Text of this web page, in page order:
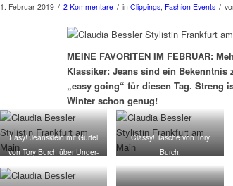
1. Februar 2019 / 2 Kommentare / in Clippings, Fashion Events /
MEINE FAVORITEN IM FEBRUAR:
Klassiker: Jeans sind ein Bekenntnis
„easy going“ für diesen Tag. Streng
Winter schon genug!
Easy! Jeanskleid mit Gürtel
von Tory Burch über Unger-
Classy! Tasche von Tory
Burch.